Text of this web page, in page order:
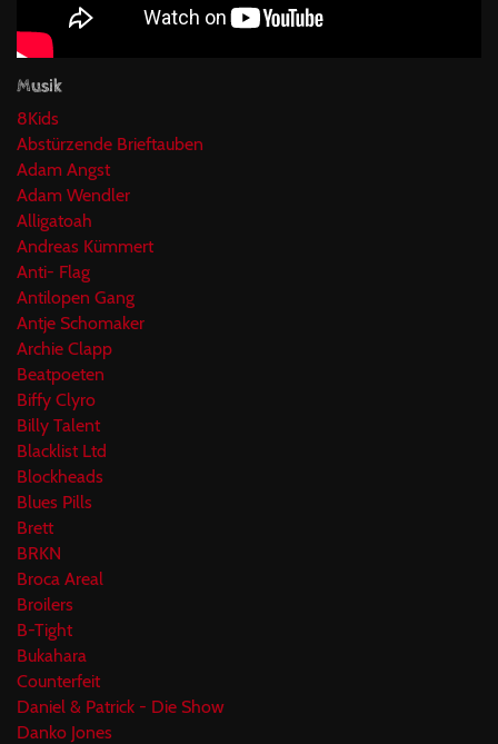
Musik
8Kids
Abstürzende Brieftauben
Adam Angst
Adam Wendler
Alligatoah
Andreas Kümmert
Anti- Flag
Antilopen Gang
Antje Schomaker
Archie Clapp
Beatpoeten
Biffy Clyro
Billy Talent
Blacklist Ltd
Blockheads
Blues Pills
Brett
BRKN
Broca Areal
Broilers
B-Tight
Bukahara
Counterfeit
Daniel & Patrick - Die Show
Danko Jones